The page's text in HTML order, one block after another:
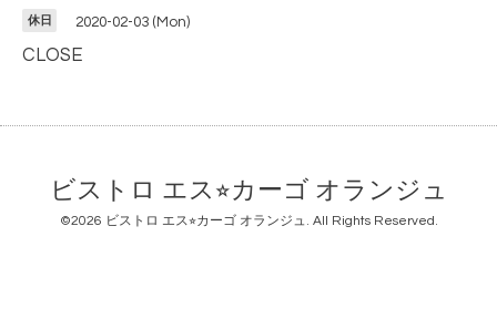
休日 2020-02-03 (Mon)
CLOSE
ビストロ エス⭐︎カーゴ オランジュ
©2026 ビストロ エス⭐︎カーゴ オランジュ. All Rights Reserved.